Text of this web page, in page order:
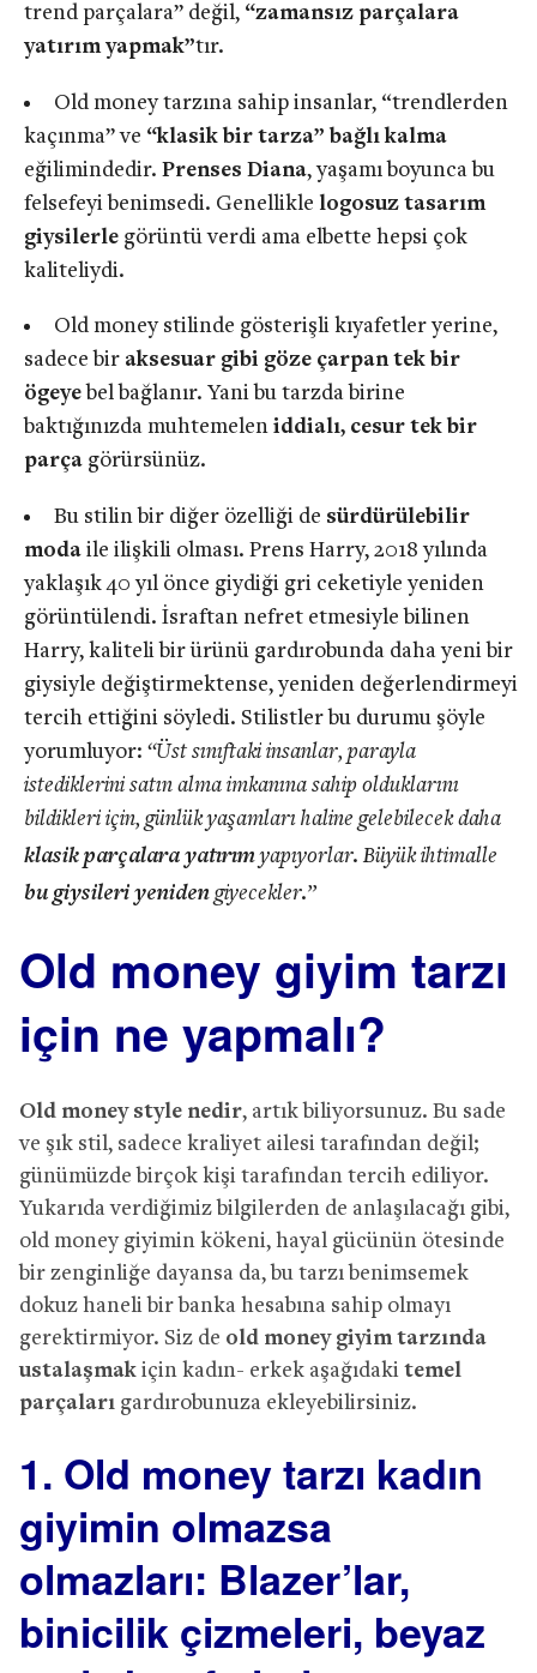
trend parçalara” değil, “zamansız parçalara
yatırım yapmak”tır.
Old money tarzına sahip insanlar, “trendlerden
kaçınma” ve “klasik bir tarza” bağlı kalma
eğilimindedir. Prenses Diana, yaşamı boyunca bu
felsefeyi benimsedi. Genellikle logosuz tasarım
giysilerle görüntü verdi ama elbette hepsi çok
kaliteliydi.
Old money stilinde gösterişli kıyafetler yerine,
sadece bir aksesuar gibi göze çarpan tek bir
ögeye bel bağlanır. Yani bu tarzda birine
baktığınızda muhtemelen iddialı, cesur tek bir
parça görürsünüz.
Bu stilin bir diğer özelliği de sürdürülebilir
moda ile ilişkili olması. Prens Harry, 2018 yılında
yaklaşık 40 yıl önce giydiği gri ceketiyle yeniden
görüntülendi. İsraftan nefret etmesiyle bilinen
Harry, kaliteli bir ürünü gardırobunda daha yeni bir
giysiyle değiştirmektense, yeniden değerlendirmeyi
tercih ettiğini söyledi. Stilistler bu durumu şöyle
yorumluyor: “Üst sınıftaki insanlar, parayla
istediklerini satın alma imkanına sahip olduklarını
bildikleri için, günlük yaşamları haline gelebilecek daha
klasik parçalara yatırımyapıyorlar. Büyük ihtimalle
bu giysileri yeniden giyecekler.”
Old money giyim tarzı
için ne yapmalı?
Old money style nedir, artık biliyorsunuz. Bu sade
ve şık stil, sadece kraliyet ailesi tarafından değil;
günümüzde birçok kişi tarafından tercih ediliyor.
Yukarıda verdiğimiz bilgilerden de anlaşılacağı gibi,
old money giyimin kökeni, hayal gücünün ötesinde
bir zenginliğe dayansa da, bu tarzı benimsemek
dokuz haneli bir banka hesabına sahip olmayı
gerektirmiyor. Siz de old money giyim tarzında
ustalaşmak için kadın- erkek aşağıdaki temel
parçaları gardırobunuza ekleyebilirsiniz.
1. Old money tarzı kadın
giyimin olmazsa
olmazları: Blazer’lar,
binicilik çizmeleri, beyaz